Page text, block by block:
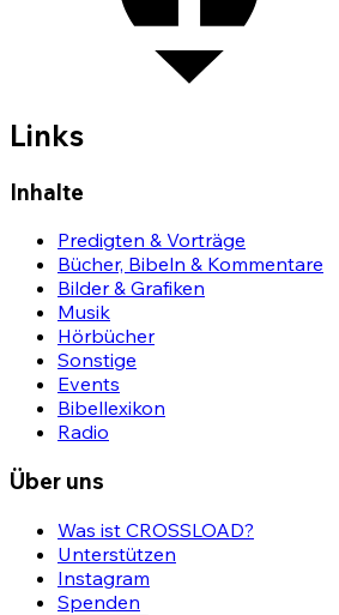
Links
Inhalte
Predigten & Vorträge
Bücher, Bibeln & Kommentare
Bilder & Grafiken
Musik
Hörbücher
Sonstige
Events
Bibellexikon
Radio
Über uns
Was ist CROSSLOAD?
Unterstützen
Instagram
Spenden